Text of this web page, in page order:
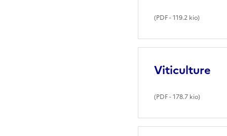
(PDF- 119.2 kio)
Viticulture
(PDF- 178.7 kio)